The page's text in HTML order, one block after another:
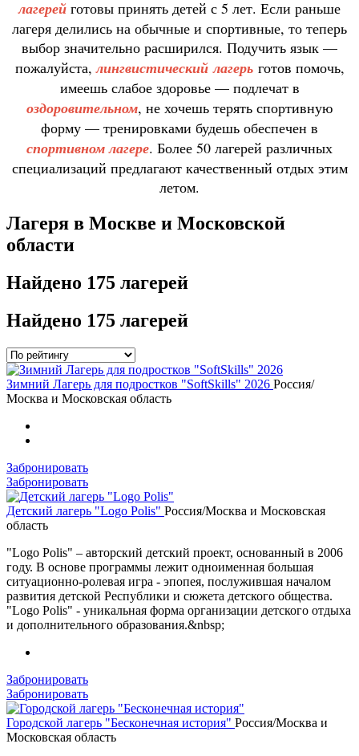
лагерей готовы принять детей с 5 лет. Если раньше
лагеря делились на обычные и спортивные, то теперь
выбор значительно расширился. Подучить язык —
пожалуйста,лингвистическийлагерь готов помочь,
имеешь слабое здоровье — подлечат в
оздоровительном, не хочешь терять спортивную
форму — тренировками будешь обеспечен в
спортивном лагере. Более 50 лагерей различных
специализаций предлагают качественный отдых этим
летом.
Лагеря в Москве и Московской
области
Найдено 175 лагерей
Найдено 175 лагерей
Зимний Лагерь для подростков "SoftSkills" 2026 Россия/
Москва и Московская область
Забронировать
Забронировать
Детский лагерь "Logo Polis" Россия/Москва и Московская
область
"Logo Polis" – авторский детский проект, основанный в 2006
году. В основе программы лежит одноименная большая
ситуационно-ролевая игра - эпопея, послужившая началом
развития детской Республики и сюжета детского общества.
"Logo Polis" - уникальная форма организации детского отдыха
и дополнительного образования.&nbsp;
Забронировать
Забронировать
Городской лагерь "Бесконечная история" Россия/Москва и
Московская область